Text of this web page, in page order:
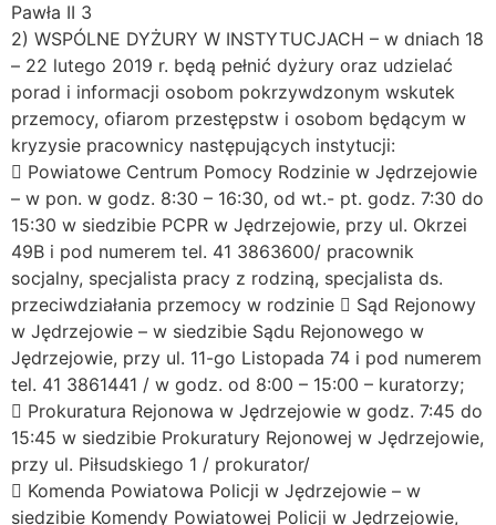
Pawła II 3
2) WSPÓLNE DYŻURY W INSTYTUCJACH – w dniach 18
– 22 lutego 2019 r. będą pełnić dyżury oraz udzielać
porad i informacji osobom pokrzywdzonym wskutek
przemocy, ofiarom przestępstw i osobom będącym w
kryzysie pracownicy następujących instytucji:
 Powiatowe Centrum Pomocy Rodzinie w Jędrzejowie
– w pon. w godz. 8:30 – 16:30, od wt.- pt. godz. 7:30 do
15:30 w siedzibie PCPR w Jędrzejowie, przy ul. Okrzei
49B i pod numerem tel. 41 3863600/ pracownik
socjalny, specjalista pracy z rodziną, specjalista ds.
przeciwdziałania przemocy w rodzinie  Sąd Rejonowy
w Jędrzejowie – w siedzibie Sądu Rejonowego w
Jędrzejowie, przy ul. 11-go Listopada 74 i pod numerem
tel. 41 3861441 / w godz. od 8:00 – 15:00 – kuratorzy;
 Prokuratura Rejonowa w Jędrzejowie w godz. 7:45 do
15:45 w siedzibie Prokuratury Rejonowej w Jędrzejowie,
przy ul. Piłsudskiego 1 / prokurator/
 Komenda Powiatowa Policji w Jędrzejowie – w
siedzibie Komendy Powiatowej Policji w Jędrzejowie,